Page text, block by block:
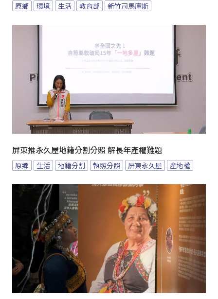
原鄉 環境 生活 教育部 新竹司馬庫斯
屏東推永久屋地籍分割分照 解長年產權難題
原鄉 生活 地籍分割 執照分照 屏東永久屋 產地權